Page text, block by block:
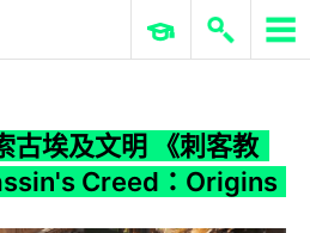
ERP 與商業 AI
古埃及文明 《刺客教
Creed：Origins